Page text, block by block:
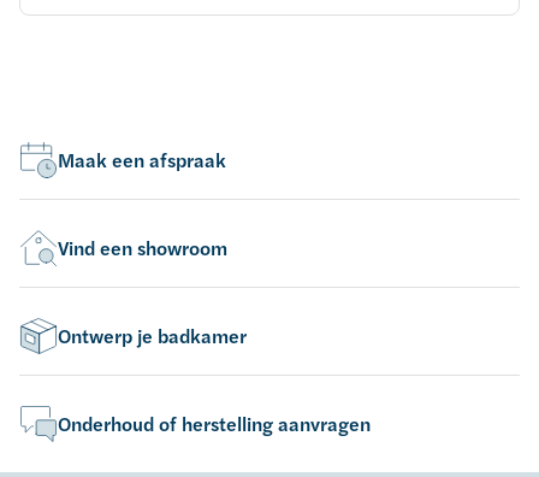
Maak een afspraak
Vind een showroom
Ontwerp je badkamer
Onderhoud of herstelling aanvragen